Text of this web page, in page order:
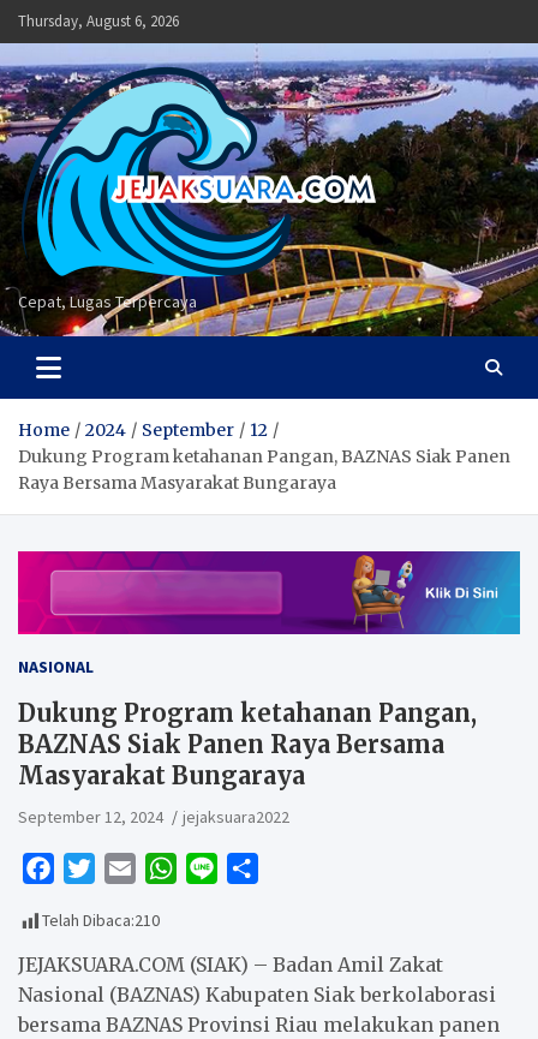
Skip
to
content
Thursday, August 6, 2026
Cepat, Lugas Terpercaya
Home 2024 September
12
Dukung Program ketahanan Pangan, BAZNAS Siak Panen
Raya Bersama Masyarakat Bungaraya
NASIONAL
Dukung Program ketahanan Pangan,
BAZNAS Siak Panen Raya Bersama
Masyarakat Bungaraya
September 12, 2024 jejaksuara2022
c
e
b
o
i
t
t
e
a
i
l
W
t
s
A
e
r
e
Telah Dibaca:210
JEJAKSUARA.COM (SIAK) – Badan Amil Zakat
Nasional (BAZNAS) Kabupaten Siak berkolaborasi
bersama BAZNAS Provinsi Riau melakukan panen